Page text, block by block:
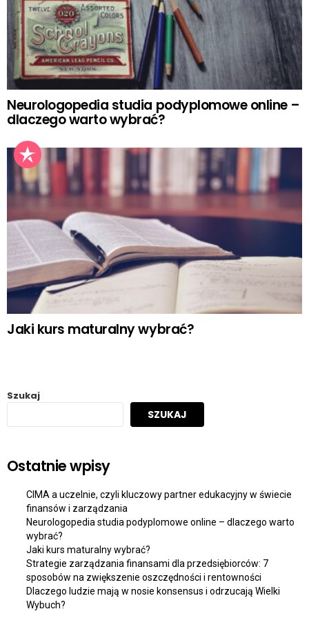
Neurologopedia studia podyplomowe online –
dlaczego warto wybrać?
Jaki kurs maturalny wybrać?
Szukaj
SZUKAJ
Ostatnie wpisy
CIMA a uczelnie, czyli kluczowy partner edukacyjny w świecie
finansów i zarządzania
Neurologopedia studia podyplomowe online – dlaczego warto
wybrać?
Jaki kurs maturalny wybrać?
Strategie zarządzania finansami dla przedsiębiorców: 7
sposobów na zwiększenie oszczędności i rentowności
Dlaczego ludzie mają w nosie konsensus i odrzucają Wielki
Wybuch?